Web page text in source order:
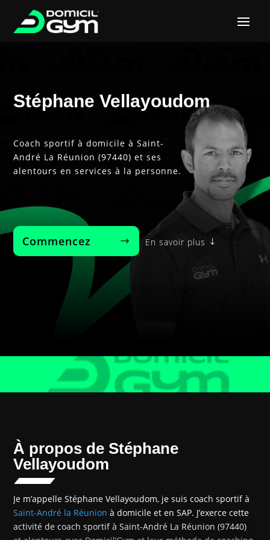
Stéphane Vellayoudom
Coach sportif à domicile à Saint-
André La Réunion (97440) et ses
alentours en services à la personne.
Commencez‎ ‎ ‎ ‎ ‎ ‎ ‎ ‎ En savoir plus
À propos de Stéphane
Vellayoudom
Je m’appelle Stéphane Vellayoudom, je suis coach sportif à
Saint-André la Réunion à domicile et en SAP. J’exerce cette
activité de coach sportif à Saint-André La Réunion (97440)